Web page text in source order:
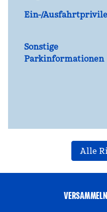
Ein-/
Sonstige
Parkinformationen
Alle